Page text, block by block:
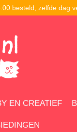
besteld, zelfde
EN CREATIEF